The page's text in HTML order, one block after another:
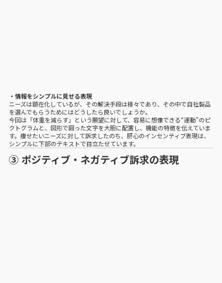
・情報をシンプルに見せる表現
ニーズは顕在化しているが、その解決手段は様々であり、その中で自社製品
を選んでもらうためにはどうしたら良いでしょうか。
今回は「体重を減らす」という願望に対して、容易に想像できる“運動”のピ
クトグラムと、図形で囲った文字を大胆に配置し、機能の特徴を伝えていま
す。痩せたいニーズに対して訴求したのち、肝心のインセンティブ表現は、
シンプルに下部のテキストで目立たせています。
③ ポジティブ・ネガティブ訴求の表現